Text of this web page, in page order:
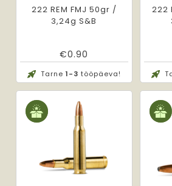
222 REM FMJ 50gr /
3,24g S&B
€0.90
Tarne 1-3 tööpäeva!
222